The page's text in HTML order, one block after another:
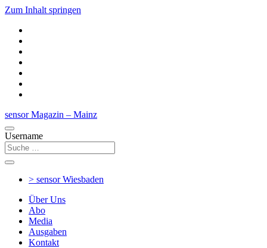
Zum Inhalt springen
sensor Magazin – Mainz
Username
> sensorWiesbaden
Über Uns
Abo
Media
Ausgaben
Kontakt